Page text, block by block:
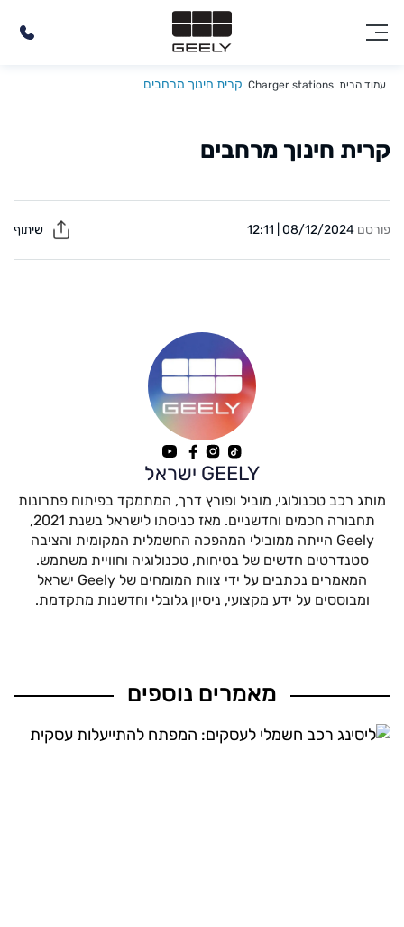
עמוד הבית Charger stations קרית חינוך מרחבים
קרית חינוך מרחבים
פורסם 08/12/2024 | 12:11
GEELY ישראל
מותג רכב טכנולוגי, מוביל ופורץ דרך, המתמקד בפיתוח פתרונות
תחבורה חכמים וחדשניים. מאז כניסתו לישראל בשנת 2021,
Geely הייתה ממובילי המהפכה החשמלית המקומית והציבה
סטנדרטים חדשים של בטיחות, טכנולוגיה וחוויית משתמש.
המאמרים נכתבים על ידי צוות המומחים של Geely ישראל
ומבוססים על ידע מקצועי, ניסיון גלובלי וחדשנות מתקדמת.
מאמרים נוספים